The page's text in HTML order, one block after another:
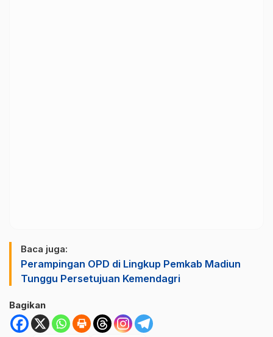
Baca juga:
Perampingan OPD di Lingkup Pemkab Madiun
Tunggu Persetujuan Kemendagri
Bagikan